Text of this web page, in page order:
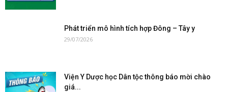
Phát triển mô hình tích hợp Đông – Tây y
29/07/2026
Viện Y Dược học Dân tộc thông báo mời chào
giá...